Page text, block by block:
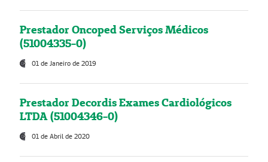
Prestador Oncoped Serviços Médicos
(51004335-0)
01 de Janeiro de 2019
Prestador Decordis Exames Cardiológicos
LTDA (51004346-0)
01 de Abril de 2020